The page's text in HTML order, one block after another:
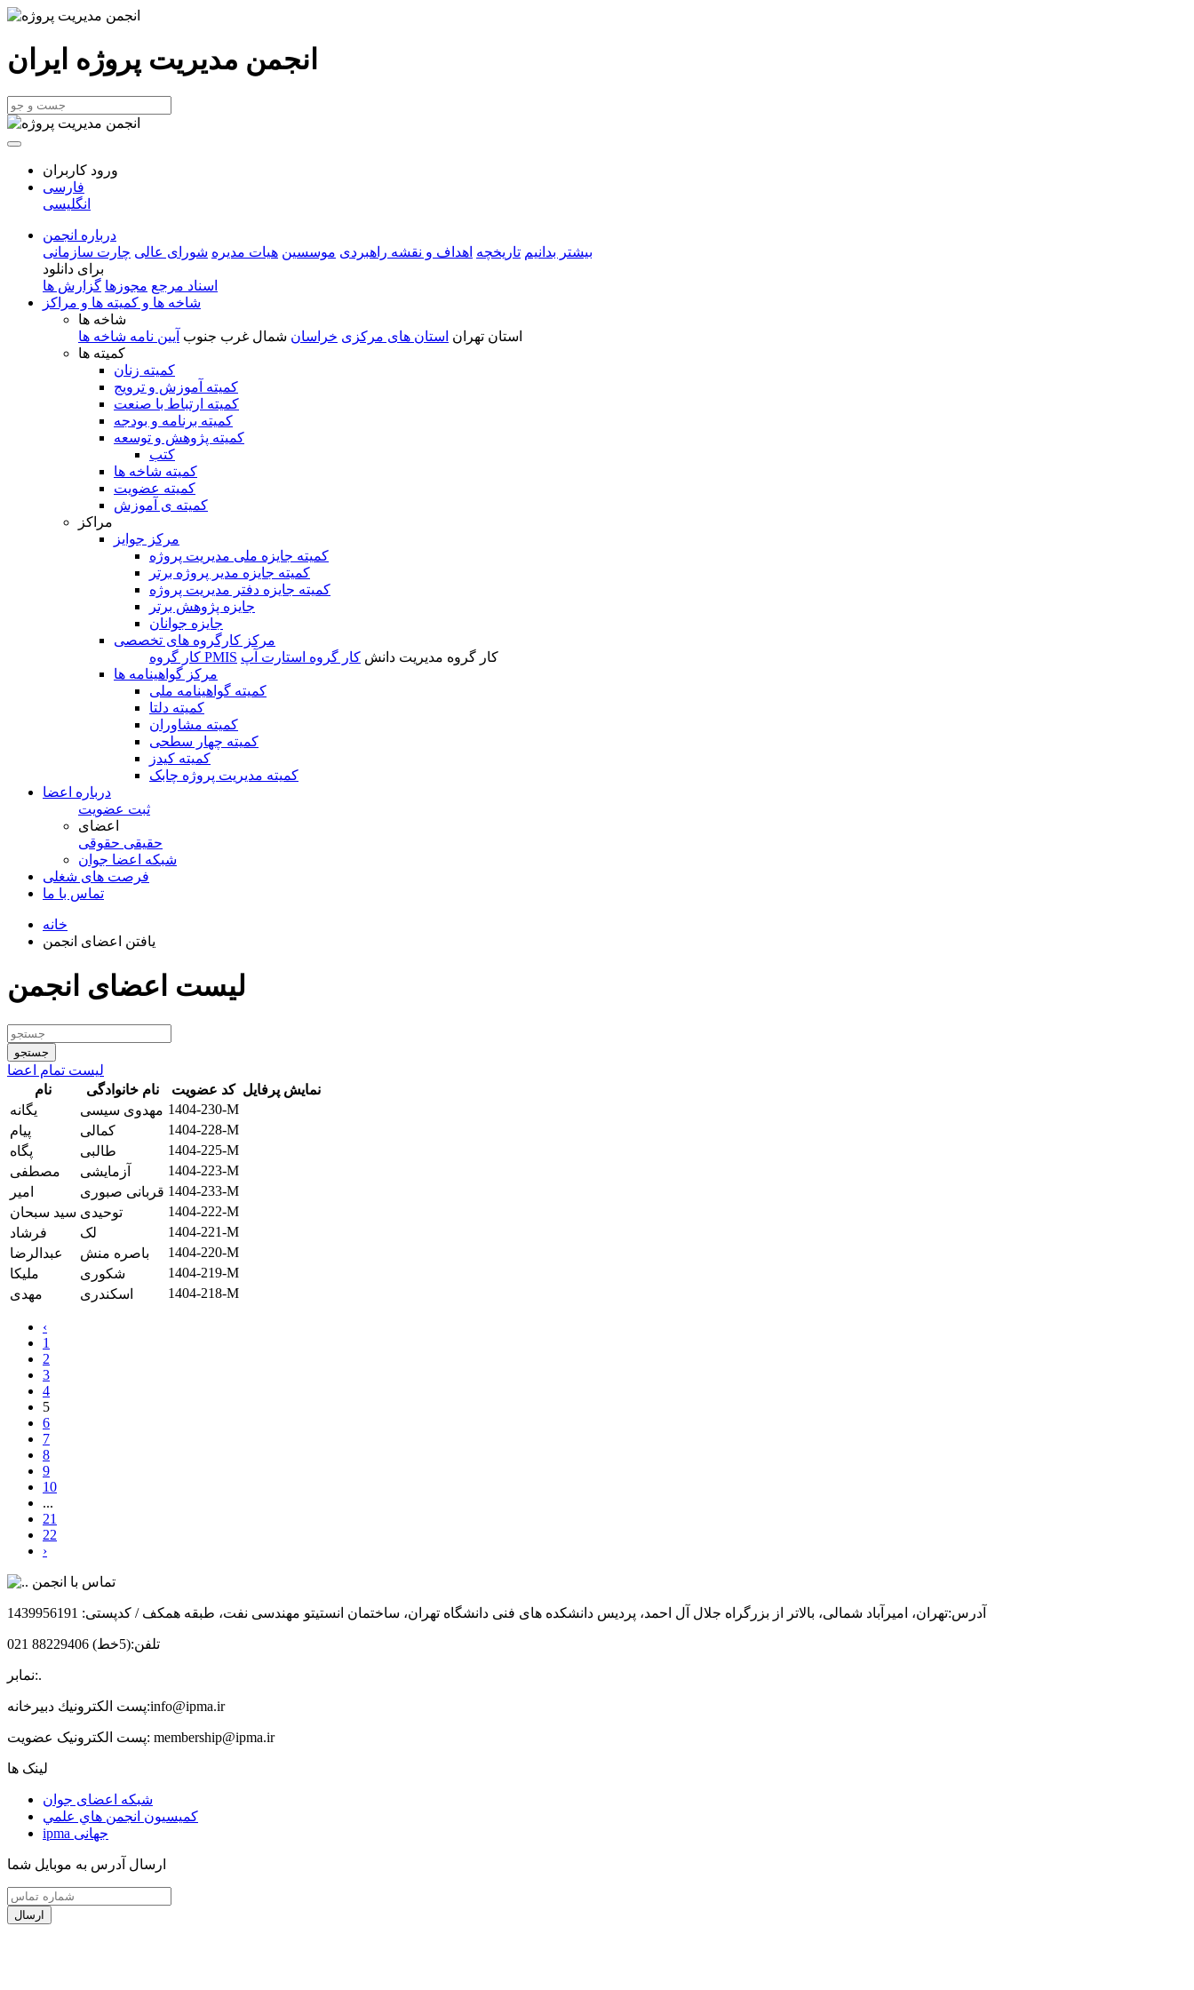
انجمن مدیریت پروژه ایران
ورود کاربران
فارسی
انگلیسی
درباره انجمن
بیشتر بدانیم تاریخچه اهداف و نقشه راهبردی موسسین هیات مدیره شورای عالی چارت سازمانی
برای دانلود
اسناد مرجع مجوزها گزارش ها
شاخه ها و کمیته ها و مراکز
شاخه ها
استان تهران استان های مرکزی خراسان شمال غرب جنوب آیین نامه شاخه ها
کمیته ها
کمیته زنان
کمیته آموزش و ترویج
کمیته ارتباط با صنعت
کمیته برنامه و بودجه
کمیته پژوهش و توسعه
کتب
کمیته شاخه ها
کمیته عضویت
کمیته ی آموزش
مراکز
مرکز جوایز
کمیته جایزه ملی مدیریت پروژه
کمیته جایزه مدیر پروژه برتر
کمیته جایزه دفتر مدیریت پروژه
جایزه پژوهش برتر
جایزه جوانان
مرکز کارگروه های تخصصی
کار گروه PMIS
کار گروه مدیریت دانش کار گروه استارت آپ
مرکز گواهینامه ها
کمیته گواهینامه ملی
کمیته دلتا
کمیته مشاوران
کمیته چهار سطحی
کمیته کیدز
کمیته مدیریت پروژه چابک
درباره اعضا
ثبت عضویت
اعضای
حقیقی حقوقی
شبكه اعضا جوان
فرصت های شغلی
تماس با ما
خانه
یافتن اعضای انجمن
لیست اعضای انجمن
لیست تمام اعضا
نام
نام خانوادگی کد عضویت نمایش پرفایل
یگانه
مهدوی سیسی 1404-230-M
پیام
کمالی
1404-228-M
پگاه
طالبی
1404-225-M
مصطفی
آزمایشی
1404-223-M
امیر
قربانی صبوری 1404-233-M
سید سبحان توحیدی
1404-222-M
فرشاد
لک
1404-221-M
عبدالرضا
باصره منش
1404-220-M
ملیکا
شکوری
1404-219-M
مهدی
اسکندری 1404-218-M
‹
1
2
3
4
5
6
7
8
9
10
...
21
22
›
تماس با انجمن
آدرس:تهران، امیرآباد شمالی، بالاتر از بزرگراه جلال آل احمد، پردیس دانشکده های فنی دانشگاه تهران، ساختمان انستیتو مهندسی نفت، طبقه همکف / کدپستی: 1439956191
تلفن:(5خط) 88229406 021
نمابر:.
پست الكترونيك دبیرخانه:info@ipma.ir
پست الکترونیک عضویت: membership@ipma.ir
لینک ها
شبکه اعضای جوان
كميسيون انجمن هاي علمي
ipma جهانی
ارسال آدرس به موبایل شما
ارسال